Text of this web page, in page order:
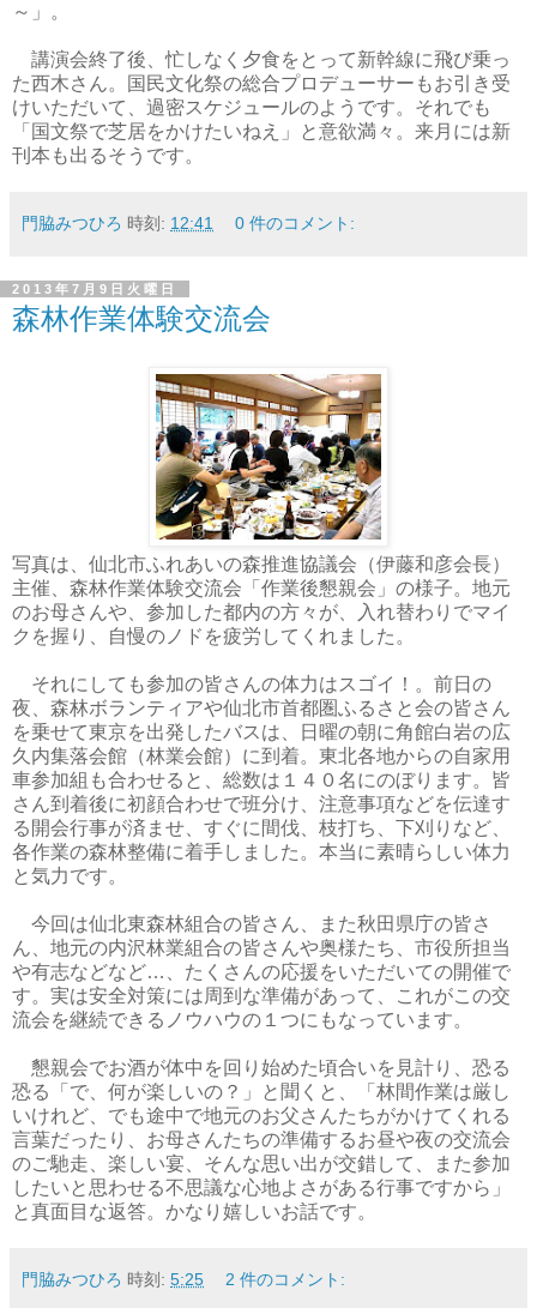
～」。
講演会終了後、忙しなく夕食をとって新幹線に飛び乗っ
た西木さん。国民文化祭の総合プロデューサーもお引き受
けいただいて、過密スケジュールのようです。それでも
「国文祭で芝居をかけたいねえ」と意欲満々。来月には新
刊本も出るそうです。
門脇みつひろ 時刻: 12:41 0 件のコメント:
2013年7月9日火曜日
森林作業体験交流会
写真は、仙北市ふれあいの森推進協議会（伊藤和彦会長）
主催、森林作業体験交流会「作業後懇親会」の様子。地元
のお母さんや、参加した都内の方々が、入れ替わりでマイ
クを握り、自慢のノドを疲労してくれました。
それにしても参加の皆さんの体力はスゴイ！。前日の
夜、森林ボランティアや仙北市首都圏ふるさと会の皆さん
を乗せて東京を出発したバスは、日曜の朝に角館白岩の広
久内集落会館（林業会館）に到着。東北各地からの自家用
車参加組も合わせると、総数は１４０名にのぼります。皆
さん到着後に初顔合わせで班分け、注意事項などを伝達す
る開会行事が済ませ、すぐに間伐、枝打ち、下刈りなど、
各作業の森林整備に着手しました。本当に素晴らしい体力
と気力です。
今回は仙北東森林組合の皆さん、また秋田県庁の皆さ
ん、地元の内沢林業組合の皆さんや奥様たち、市役所担当
や有志などなど…、たくさんの応援をいただいての開催で
す。実は安全対策には周到な準備があって、これがこの交
流会を継続できるノウハウの１つにもなっています。
懇親会でお酒が体中を回り始めた頃合いを見計り、恐る
恐る「で、何が楽しいの？」と聞くと、「林間作業は厳し
いけれど、でも途中で地元のお父さんたちがかけてくれる
言葉だったり、お母さんたちの準備するお昼や夜の交流会
のご馳走、楽しい宴、そんな思い出が交錯して、また参加
したいと思わせる不思議な心地よさがある行事ですから」
と真面目な返答。かなり嬉しいお話です。
門脇みつひろ 時刻: 5:25 2 件のコメント: